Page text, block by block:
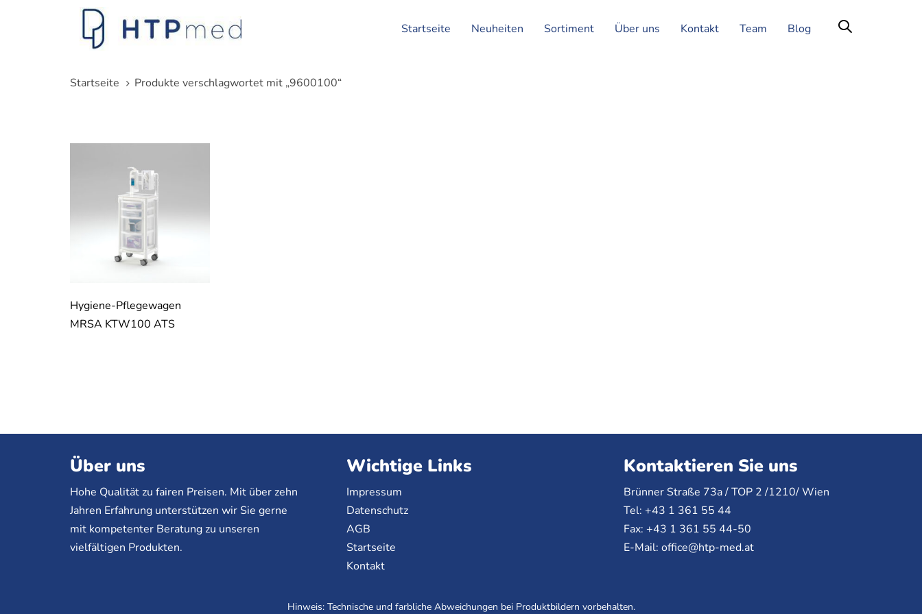
Startseite Neuheiten Sortiment Über uns Kontakt Team Blog
Startseite Produkte verschlagwortet mit „9600100“
Hygiene-Pflegewagen
MRSA KTW100 ATS
Über uns
Hohe Qualität zu fairen Preisen. Mit über zehn
Jahren Erfahrung unterstützen wir Sie gerne
mit kompetenter Beratung zu unseren
vielfältigen Produkten.
Wichtige Links
Impressum
Datenschutz
AGB
Startseite
Kontakt
Kontaktieren Sie uns
Brünner Straße 73a /TOP2 /1210/ Wien
Tel: +43 1 361 55 44
Fax: +43 1 361 55 44-50
E-Mail: office@htp-med.at
Hinweis: Technische und farbliche Abweichungen bei Produktbildern vorbehalten.